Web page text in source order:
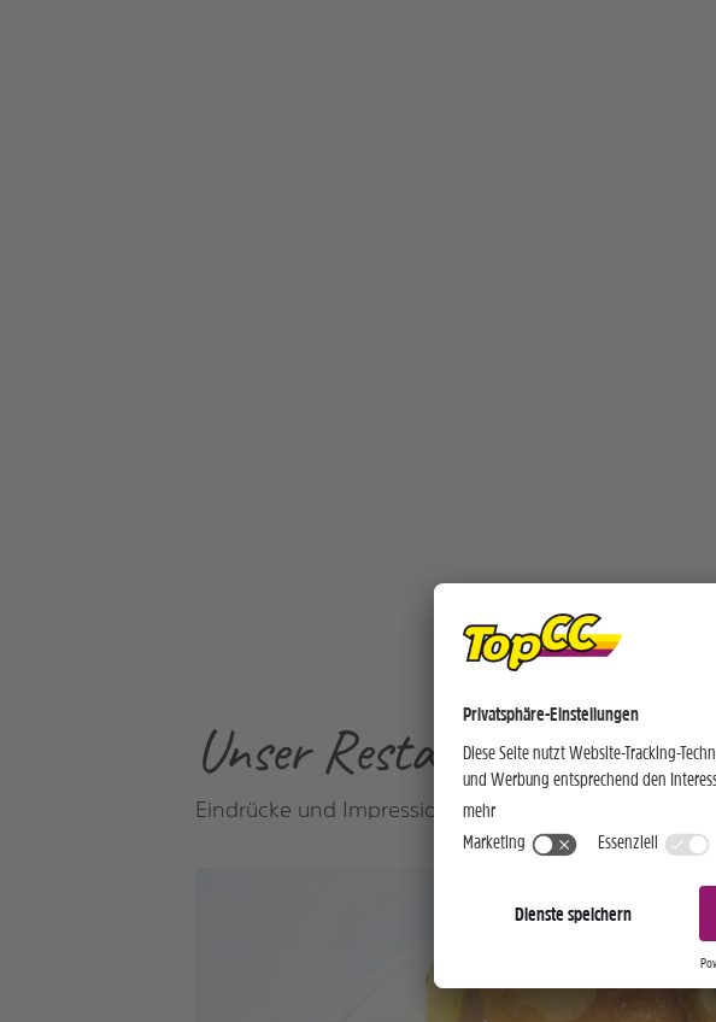
Unser Restaurant
Eindrücke und Impressionen